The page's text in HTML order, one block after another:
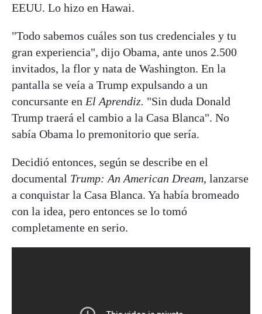
EEUU. Lo hizo en Hawai.
"Todo sabemos cuáles son tus credenciales y tu
gran experiencia", dijo Obama, ante unos 2.500
invitados, la flor y nata de Washington. En la
pantalla se veía a Trump expulsando a un
concursante en El Aprendiz. "Sin duda Donald
Trump traerá el cambio a la Casa Blanca". No
sabía Obama lo premonitorio que sería.
Decidió entonces, según se describe en el
documental Trump: An American Dream, lanzarse
a conquistar la Casa Blanca. Ya había bromeado
con la idea, pero entonces se lo tomó
completamente en serio.